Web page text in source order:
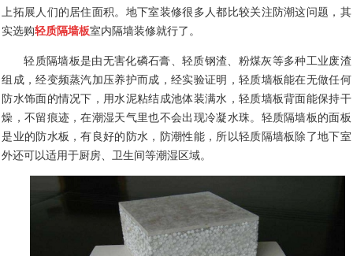
上拓展人们的居住面积。地下室装修很多人都比较关注防潮这问题，其
实选购轻质隔墙板室内隔墙装修就行了。
轻质隔墙板是由无害化磷石膏、轻质钢渣、粉煤灰等多种工业废渣
组成，经变频蒸汽加压养护而成，经实验证明，轻质墙板能在无做任何
防水饰面的情况下，用水泥粘结成池体装满水，轻质墙板背面能保持干
燥，不留痕迹，在潮湿天气里也不会出现冷凝水珠。轻质隔墙板的面板
是业的防水板，有良好的防水，防潮性能，所以轻质隔墙板除了地下室
外还可以适用于厨房、卫生间等潮湿区域。